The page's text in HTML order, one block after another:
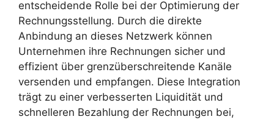
entscheidende Rolle bei der Optimierung der
Rechnungsstellung. Durch die direkte
Anbindung an dieses Netzwerk können
Unternehmen ihre Rechnungen sicher und
effizient über grenzüberschreitende Kanäle
versenden und empfangen. Diese Integration
trägt zu einer verbesserten Liquidität und
schnelleren Bezahlung der Rechnungen bei,